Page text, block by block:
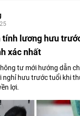
tính lương hưu
xác nhất
tư mới hướng dẫn
nghỉ hưu trước tuổi khi
lợi.